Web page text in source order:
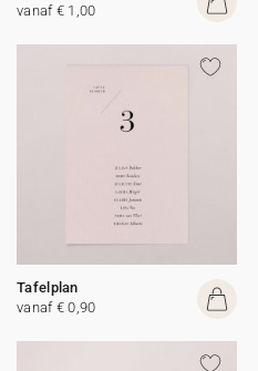
vanaf € 1,00
Tafelplan
vanaf € 0,90